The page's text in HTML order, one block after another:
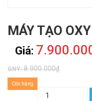
MÁY TẠO
Giá:
GNY:8.900.000₫
Còn hàng